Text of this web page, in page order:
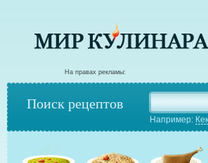
На правах рекламы:
Поиск рецептов
Например: